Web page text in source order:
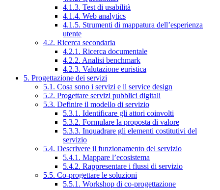
4.1.3. Test di usabilità
4.1.4. Web analytics
4.1.5. Strumenti di mappatura dell’esperienza
utente
4.2. Ricerca secondaria
4.2.1. Ricerca documentale
4.2.2. Analisi benchmark
4.2.3. Valutazione euristica
5. Progettazione dei servizi
5.1. Cosa sono i servizi e il service design
5.2. Progettare servizi pubblici digitali
5.3. Definire il modello di servizio
5.3.1. Identificare gli attori coinvolti
5.3.2. Formulare la proposta di valore
5.3.3. Inquadrare gli elementi costitutivi del
servizio
5.4. Descrivere il funzionamento del servizio
5.4.1. Mappare l’ecosistema
5.4.2. Rappresentare i flussi di servizio
5.5. Co-progettare le soluzioni
5.5.1. Workshop di co-progettazione